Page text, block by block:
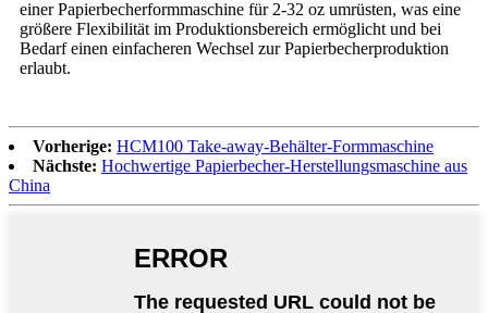
einer Papierbecherformmaschine für 2-32 oz umrüsten, was eine
größere Flexibilität im Produktionsbereich ermöglicht und bei
Bedarf einen einfacheren Wechsel zur Papierbecherproduktion
erlaubt.
Vorherige: HCM100 Take-away-Behälter-Formmaschine
Nächste: Hochwertige Papierbecher-Herstellungsmaschine aus
China